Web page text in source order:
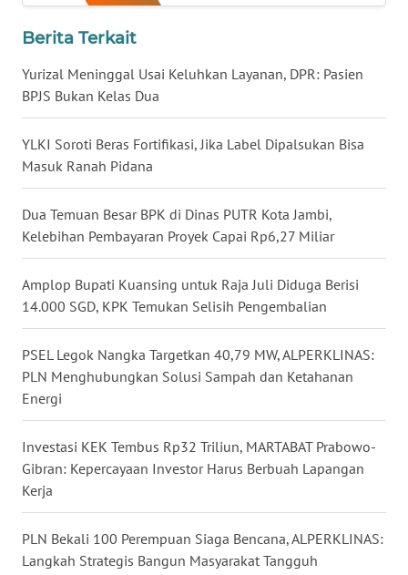
Berita Terkait
Yurizal Meninggal Usai Keluhkan Layanan, DPR: Pasien
BPJS Bukan Kelas Dua
YLKI Soroti Beras Fortifikasi, Jika Label Dipalsukan Bisa
Masuk Ranah Pidana
Dua Temuan Besar BPK di Dinas PUTR Kota Jambi,
Kelebihan Pembayaran Proyek Capai Rp6,27 Miliar
Amplop Bupati Kuansing untuk Raja Juli Diduga Berisi
14.000 SGD, KPK Temukan Selisih Pengembalian
PSEL Legok Nangka Targetkan 40,79 MW, ALPERKLINAS:
PLN Menghubungkan Solusi Sampah dan Ketahanan
Energi
Investasi KEK Tembus Rp32 Triliun, MARTABAT Prabowo-
Gibran: Kepercayaan Investor Harus Berbuah Lapangan
Kerja
PLN Bekali 100 Perempuan Siaga Bencana, ALPERKLINAS:
Langkah Strategis Bangun Masyarakat Tangguh
KALTENG
KALTARA
WN
KALSEL
WN
KALTIM
WN
WN
SULUT
WN
MALUKU
MALUT